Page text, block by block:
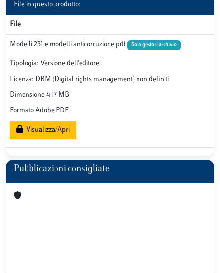
File in questo prodotto:
File
Modelli 231 e modelli anticorruzione.pdf Solo gestori archivio
Tipologia: Versione dell'editore
Licenza: DRM (Digital rights management) non definiti
Dimensione 4.17 MB
Formato Adobe PDF
Visualizza/Apri
Pubblicazioni consigliate